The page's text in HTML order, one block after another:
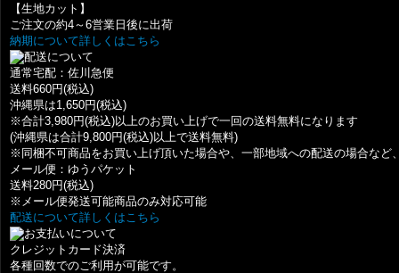
【生地カット】
ご注文の約4～6営業日後に出荷
納期について詳しくはこちら
配送について
通常宅配：佐川急便
送料660円(税込)
沖縄県は1,650円(税込)
※合計3,980円(税込)以上のお買い上げで一回の送料無料になります
(沖縄県は合計9,800円(税込)以上で送料無料)
※同梱不可商品をお買い上げ頂いた場合や、一部地域への配送の場合など
メール便：ゆうパケット
送料280円(税込)
※メール便発送可能商品のみ対応可能
配送について詳しくはこちら
お支払いについて
クレジットカード決済
各種回数でのご利用が可能です。